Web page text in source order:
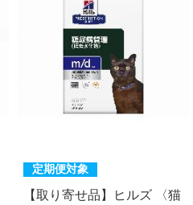
定期便対象
【取り寄せ品】ヒルズ 〈猫